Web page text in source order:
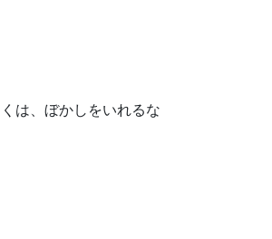
は、ぼかしをいれるな